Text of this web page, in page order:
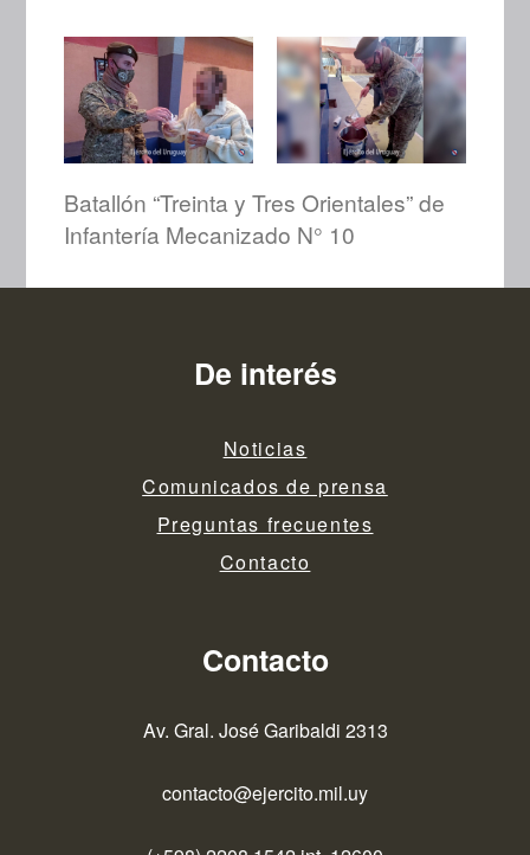
Batallón “Treinta y Tres Orientales” de
Infantería Mecanizado N° 10
De interés
Noticias
Comunicados de prensa
Preguntas frecuentes
Contacto
Contacto
Av. Gral. José Garibaldi 2313
contacto@ejercito.mil.uy